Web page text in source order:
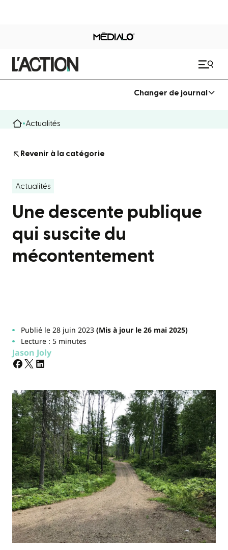
Changer de journal
Actualités
Revenir à la catégorie
Actualités
Une descente publique
qui suscite du
mécontentement
Publié le 28 juin 2023(Mis à jour le 26 mai 2025)
Lecture : 5 minutes
Jason Joly